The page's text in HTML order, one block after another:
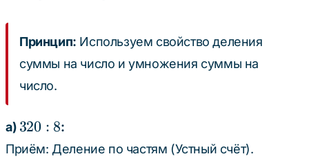
Принцип: Используем свойство деления
суммы на число и умножения суммы на
число.
а) 320
: 8
320 : 8:
Приём: Деление по частям (Устный счёт).